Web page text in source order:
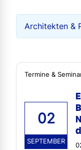
Termine &
02
SEPTEMBER